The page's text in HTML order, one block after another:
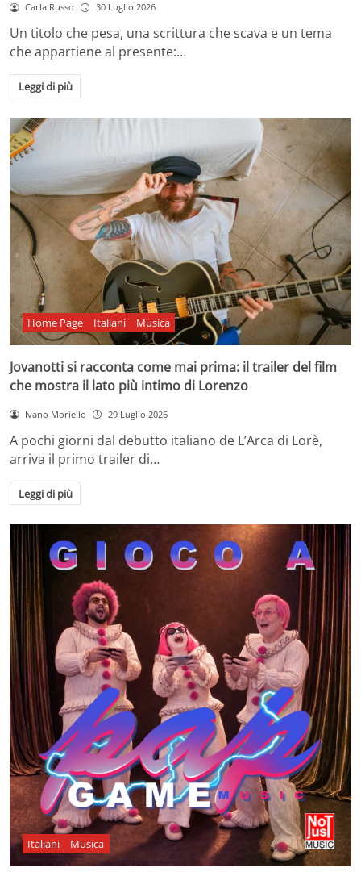
Carla Russo 30 Luglio 2026
Un titolo che pesa, una scrittura che scava e un tema
che appartiene al presente:…
Leggi di più
Home Page Italiani Musica
Jovanotti si racconta come mai prima: il trailer del film
che mostra il lato più intimo di Lorenzo
Ivano Moriello 29 Luglio 2026
A pochi giorni dal debutto italiano de L’Arca di Lorè,
arriva il primo trailer di…
Leggi di più
Italiani Musica